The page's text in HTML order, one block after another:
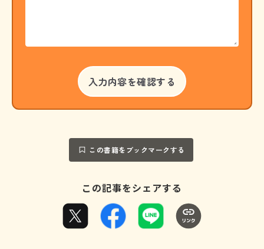
この書籍をブックマークする
この記事をシェアする